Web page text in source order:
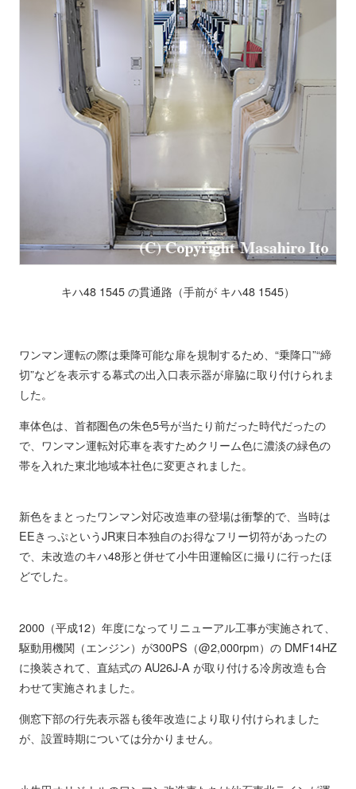
キハ48 1545 の貫通路（手前が キハ48 1545）
ワンマン運転の際は乗降可能な扉を規制するため、“乗降口”“締
切”などを表示する幕式の出入口表示器が扉脇に取り付けられま
した。
車体色は、首都圏色の朱色5号が当たり前だった時代だったの
で、ワンマン運転対応車を表すためクリーム色に濃淡の緑色の
帯を入れた東北地域本社色に変更されました。
新色をまとったワンマン対応改造車の登場は衝撃的で、当時は
EEきっぷというJR東日本独自のお得なフリー切符があったの
で、未改造のキハ48形と併せて小牛田運輸区に撮りに行ったほ
どでした。
2000（平成12）年度になってリニューアル工事が実施されて、
駆動用機関（エンジン）が300PS（@2,000rpm）の DMF14HZ
に換装されて、直結式の AU26J-A が取り付ける冷房改造も合
わせて実施されました。
側窓下部の行先表示器も後年改造により取り付けられました
が、設置時期については分かりません。